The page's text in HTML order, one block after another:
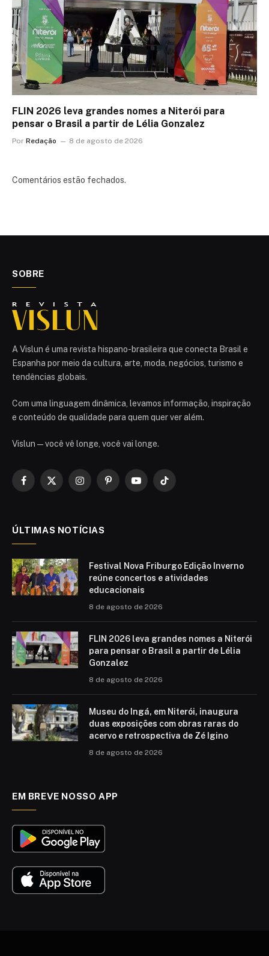
FLIN 2026 leva grandes nomes a Niterói para
pensar o Brasil a partir de Lélia Gonzalez
Por Redação 8 de agosto de 2026
Comentários estão fechados.
SOBRE
A Vislun é uma revista hispano-brasileira que conecta Brasil e
Espanha por meio da cultura, arte, moda, negócios, turismo e
tendências globais.
Com uma linguagem dinâmica, levamos informação, inspiração
e conteúdo de qualidade para quem quer ver além.
Vislun — você vê longe, você vai longe.
Facebook
X
InstagramPinterestYouTubeTikTok
ÚLTIMAS NOTÍCIAS
Festival Nova Friburgo Edição Inverno
reúne concertos e atividades
educacionais
8 de agosto de 2026
FLIN 2026 leva grandes nomes a Niterói
para pensar o Brasil a partir de Lélia
Gonzalez
8 de agosto de 2026
Museu do Ingá, em Niterói, inaugura
duas exposições com obras raras do
acervo e retrospectiva de Zé Igino
8 de agosto de 2026
EM BREVE NOSSO APP